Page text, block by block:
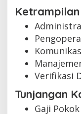
Verifikasi
Tunjangan
Gaji Pokok